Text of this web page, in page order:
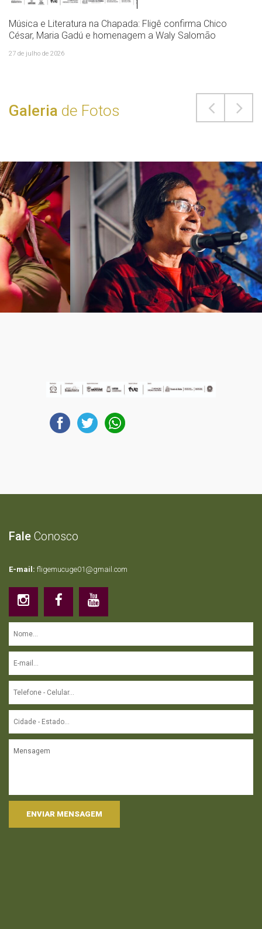
Música e Literatura na Chapada: Fligê confirma Chico
César, Maria Gadú e homenagem a Waly Salomão
27 de julho de 2026
Galeria de Fotos
Fale Conosco
E-mail: fligemucuge01@gmail.com